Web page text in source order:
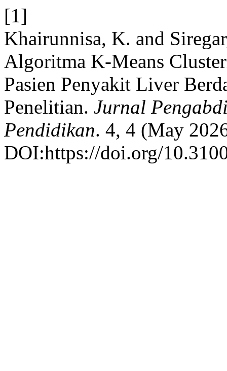
[1]
Khairunnisa, K. and
Algoritma K-Means
Pasien Penyakit Liver
Penelitian. Jurnal
Pendidikan. 4, 4 (May
DOI:https://doi.org/